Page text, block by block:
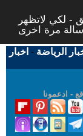
- لكي لاتظهر
الرياضة - اخبار
- ادعمونا